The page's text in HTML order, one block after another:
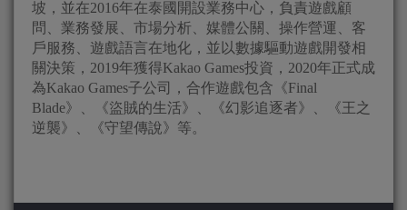
坡，並在2016年在泰國開設業務中心，負責遊戲顧
問、業務發展、市場分析、媒體公關、操作營運、客
戶服務、遊戲語言在地化，並以數據驅動遊戲開發相
關決策，2019年獲得Kakao Games投資，2020年正式成
為Kakao Games子公司，合作遊戲包含《Final
Blade》、《盜賊的生活》、《幻影追逐者》、《王之
逆襲》、《守望傳說》等。